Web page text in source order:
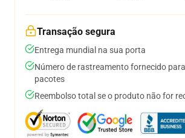
Transação segura
Entrega mundial na sua porta
Número de rastreamento fornecido
pacotes
Reembolso total se o produto não for